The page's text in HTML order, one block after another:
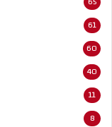
61
60
40
11
8